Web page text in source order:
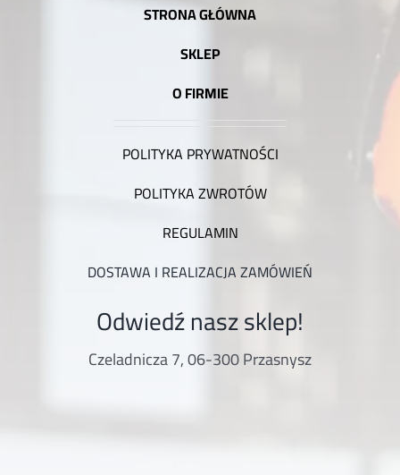
STRONA GŁÓWNA
SKLEP
O FIRMIE
POLITYKA PRYWATNOŚCI
POLITYKA ZWROTÓW
REGULAMIN
DOSTAWA I REALIZACJA ZAMÓWIEŃ
Odwiedź nasz sklep!
Czeladnicza 7, 06-300 Przasnysz